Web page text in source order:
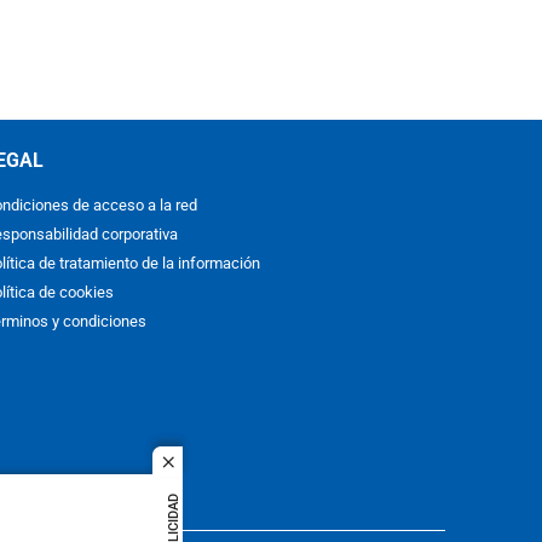
close
de acceso a la red
corporativa
de tratamiento de la información
de cookies
y condiciones